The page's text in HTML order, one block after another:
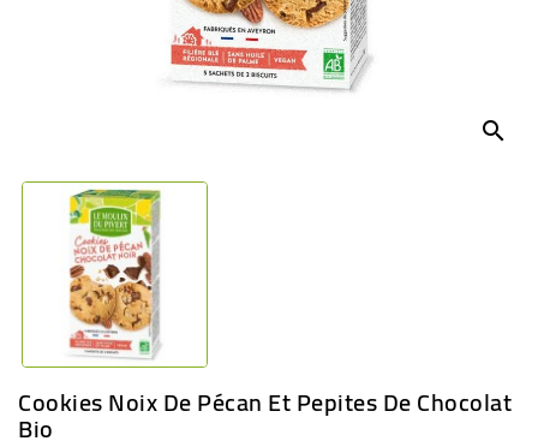
search
Cookies Noix De Pécan Et Pepites De Chocolat
Bio